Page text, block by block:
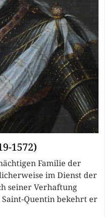
1572)
Familie der
im Dienst der
seiner Verhaftung
Quentin bekehrt er